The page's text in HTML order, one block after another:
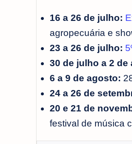
16 a 26 de julho:
agropecuária e
23 a 26 de julho:
30 de julho a 2 de
6 a 9 de agosto:
24 a 26 de
20 e 21 de
festival de música